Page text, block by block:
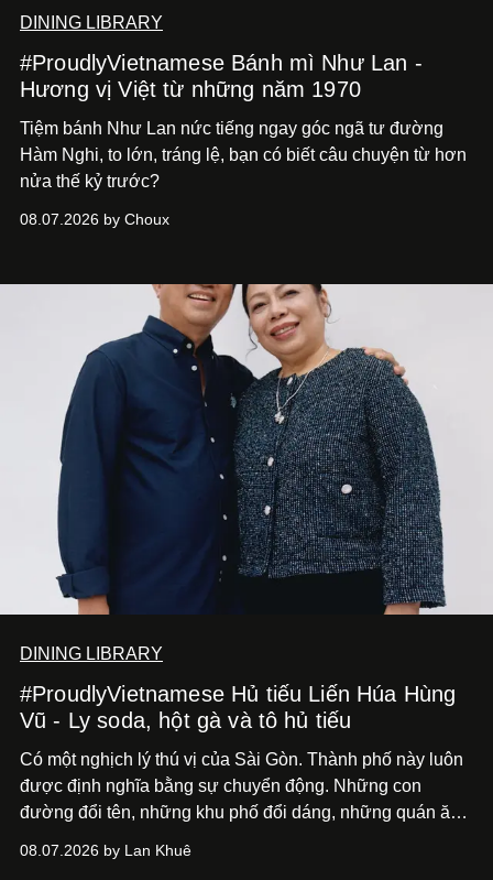
DINING LIBRARY
#ProudlyVietnamese Bánh mì Như Lan -
Hương vị Việt từ những năm 1970
Tiệm bánh Như Lan nức tiếng ngay góc ngã tư đường
Hàm Nghi, to lớn, tráng lệ, bạn có biết câu chuyện từ hơn
nửa thế kỷ trước?
08.07.2026 by Choux
DINING LIBRARY
#ProudlyVietnamese Hủ tiếu Liến Húa Hùng
Vũ - Ly soda, hột gà và tô hủ tiếu
Có một nghịch lý thú vị của Sài Gòn. Thành phố này luôn
được định nghĩa bằng sự chuyển động. Những con
đường đổi tên, những khu phố đổi dáng, những quán ăn
nói về cái mới, về xu hướng tiếp theo, về những điều
08.07.2026 by Lan Khuê